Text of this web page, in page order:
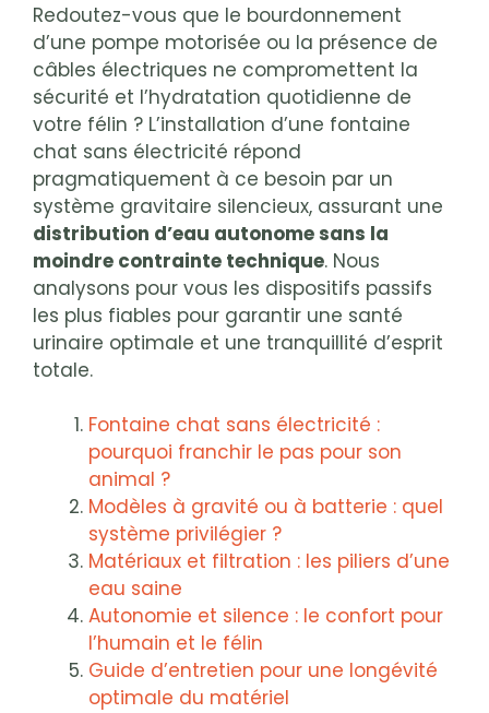
Redoutez-vous que le bourdonnement
d’une pompe motorisée ou la présence de
câbles électriques ne compromettent la
sécurité et l’hydratation quotidienne de
votre félin ? L’installation d’une fontaine
chat sans électricité répond
pragmatiquement à ce besoin par un
système gravitaire silencieux, assurant une
distribution d’eau autonome sans la
moindre contrainte technique. Nous
analysons pour vous les dispositifs passifs
les plus fiables pour garantir une santé
urinaire optimale et une tranquillité d’esprit
totale.
Fontaine chat sans électricité :
pourquoi franchir le pas pour son
animal ?
Modèles à gravité ou à batterie : quel
système privilégier ?
Matériaux et filtration : les piliers d’une
eau saine
Autonomie et silence : le confort pour
l’humain et le félin
Guide d’entretien pour une longévité
optimale du matériel